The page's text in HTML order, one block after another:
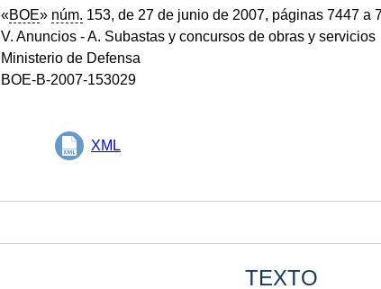
«BOE» núm. 153, de 27 de junio de 2007, páginas 7447 a
V. Anuncios - A. Subastas y concursos de obras y servicios
Ministerio de Defensa
BOE-B-2007-153029
XML
TEXTO